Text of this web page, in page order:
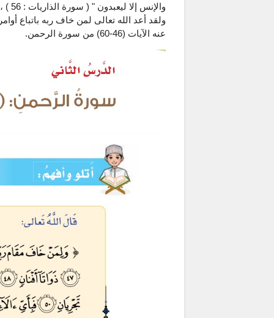
ولقد أعد الله تعالى لمن خاف ربه باتباع
عنه الآيات (46-60) من سورة الرحمن.